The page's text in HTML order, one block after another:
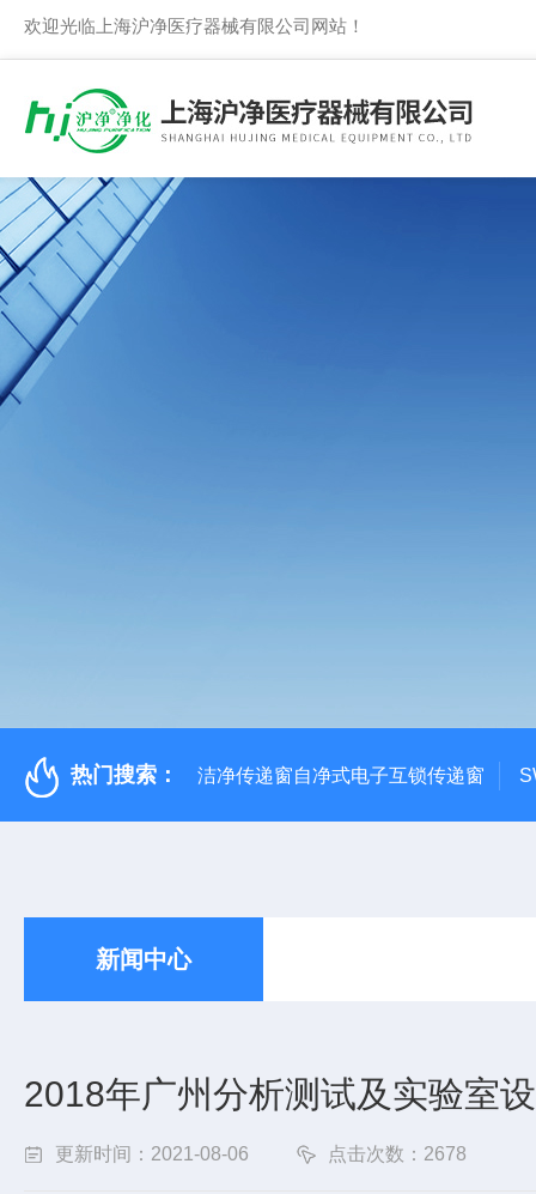
欢迎光临上海沪净医疗器械有限公司网站！
热门搜索： 洁净传递窗自净式电子互锁传递窗
新闻中心
2018年广州分析测试及实验室
更新时间：2021-08-06 点击次数：2678